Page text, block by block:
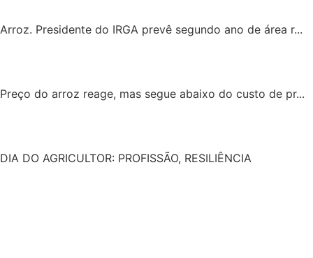
Arroz. Presidente do IRGA prevê segundo ano de área r...
Preço do arroz reage, mas segue abaixo do custo de pr...
DIA DO AGRICULTOR: PROFISSÃO, RESILIÊNCIA